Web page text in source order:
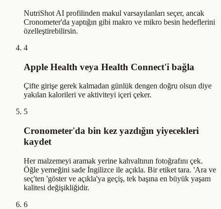
NutriShot AI profilinden makul varsayılanları seçer, ancak
Cronometer'da yaptığın gibi makro ve mikro besin hedeflerini
özelleştirebilirsin.
4
Apple Health veya Health Connect'i bağla
Çifte girişe gerek kalmadan günlük dengen doğru olsun diye
yakılan kalorileri ve aktiviteyi içeri çeker.
5
Cronometer'da bin kez yazdığın yiyecekleri
kaydet
Her malzemeyi aramak yerine kahvaltının fotoğrafını çek.
Öğle yemeğini sade İngilizce ile açıkla. Bir etiket tara. 'Ara ve
seç'ten 'göster ve açıkla'ya geçiş, tek başına en büyük yaşam
kalitesi değişikliğidir.
6